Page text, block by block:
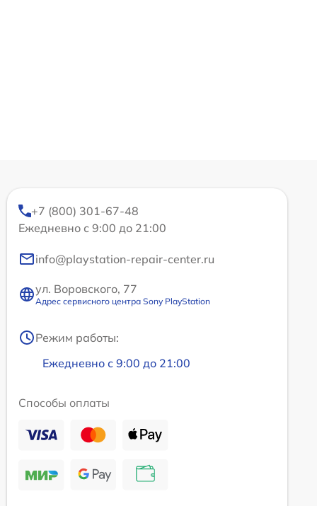
+7 (800) 301-67-48
Ежедневно с 9:00 до 21:00
info@playstation-repair-center.ru
ул. Воровского, 77
Адрес сервисного центра Sony PlayStation
Режим работы:
Ежедневно с 9:00 до 21:00
Способы оплаты